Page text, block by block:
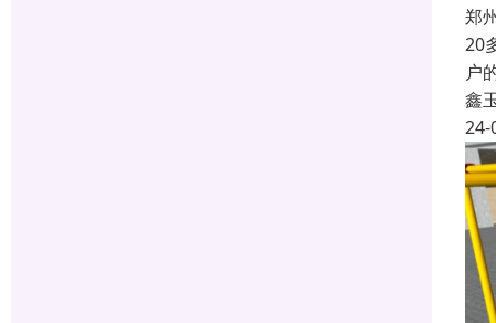
郑
20
户
鑫
24-